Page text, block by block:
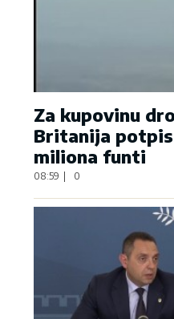
Za kupovinu
Britanija
miliona funti
08:59 | 0